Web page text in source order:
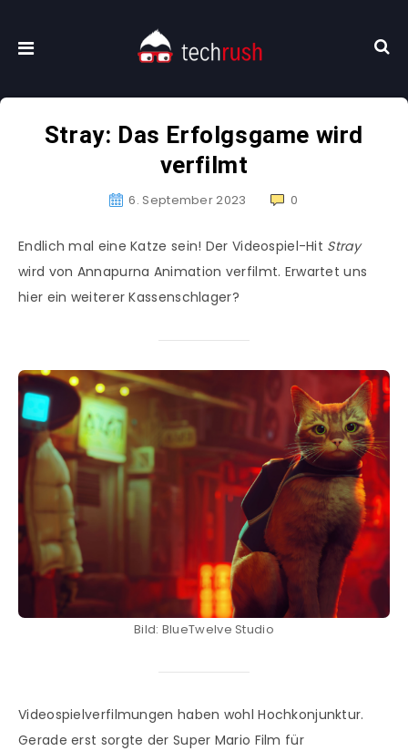
Stray: Das Erfolgsgame wird
verfilmt
6. September 2023 0
Endlich mal eine Katze sein! Der Videospiel-Hit Stray
wird von Annapurna Animation verfilmt. Erwartet uns
hier ein weiterer Kassenschlager?
Bild: BlueTwelve Studio
Videospielverfilmungen haben wohl Hochkonjunktur.
Gerade erst sorgte der Super Mario Film für